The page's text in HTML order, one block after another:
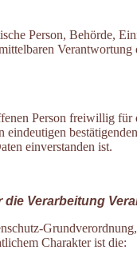
Person, Behörde,
Person freiwillig für
eindeutigen
einverstanden ist.
Verarbeitung
Charakter ist die: